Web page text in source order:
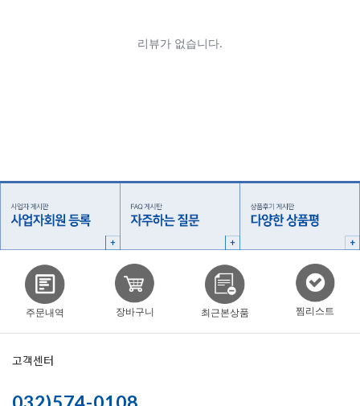
주문내역 장바구니 최근본상품 찜리스트
고객센터